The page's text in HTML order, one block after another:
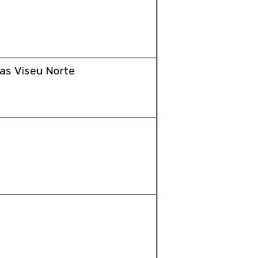
Viseu Norte